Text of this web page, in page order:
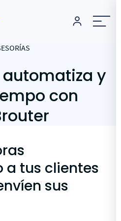
y
con
a tus clientes
sus